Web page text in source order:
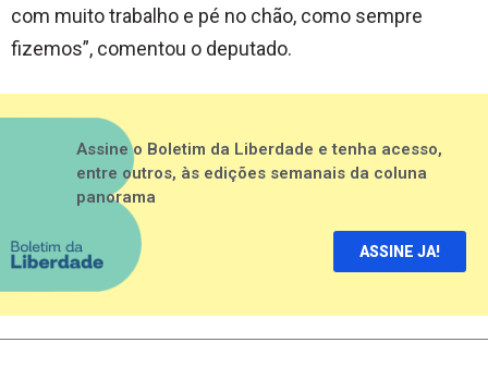
com muito trabalho e pé no chão, como sempre
fizemos”, comentou o deputado.
Assine o Boletim da Liberdade e tenha acesso,
entre outros, às edições semanais da coluna
panorama
ASSINE JA!